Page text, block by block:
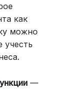
как
можно
учесть
—